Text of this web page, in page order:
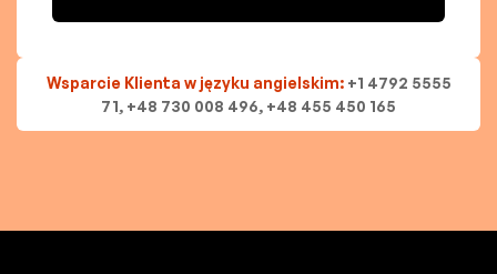
Wsparcie Klienta w języku angielskim: +1 4792 5555
71, +48 730 008 496, +48 455 450 165